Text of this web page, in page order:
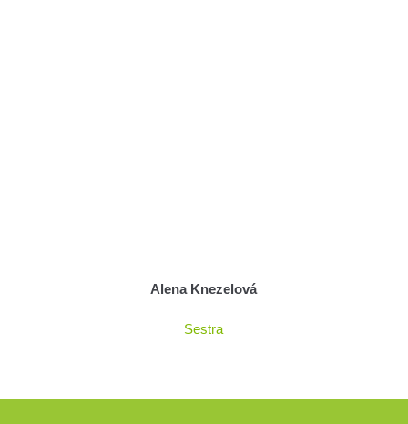
Alena Knezelová
Sestra